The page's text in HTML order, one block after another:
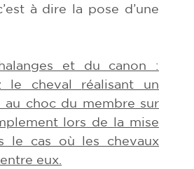
à dire la pose d’une
et du canon :
le cheval réalisant un
au choc du membre sur
lors de la mise
le cas où les chevaux
eux.